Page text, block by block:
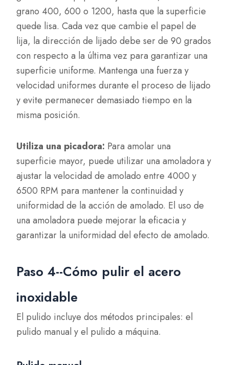
grano 400, 600 o 1200, hasta que la superficie
quede lisa. Cada vez que cambie el papel de
lija, la dirección de lijado debe ser de 90 grados
con respecto a la última vez para garantizar una
superficie uniforme. Mantenga una fuerza y
velocidad uniformes durante el proceso de lijado
y evite permanecer demasiado tiempo en la
misma posición.
Utiliza una picadora: Para amolar una
superficie mayor, puede utilizar una amoladora y
ajustar la velocidad de amolado entre 4000 y
6500 RPM para mantener la continuidad y
uniformidad de la acción de amolado. El uso de
una amoladora puede mejorar la eficacia y
garantizar la uniformidad del efecto de amolado.
Paso 4--Cómo pulir el acero
inoxidable
El pulido incluye dos métodos principales: el
pulido manual y el pulido a máquina.